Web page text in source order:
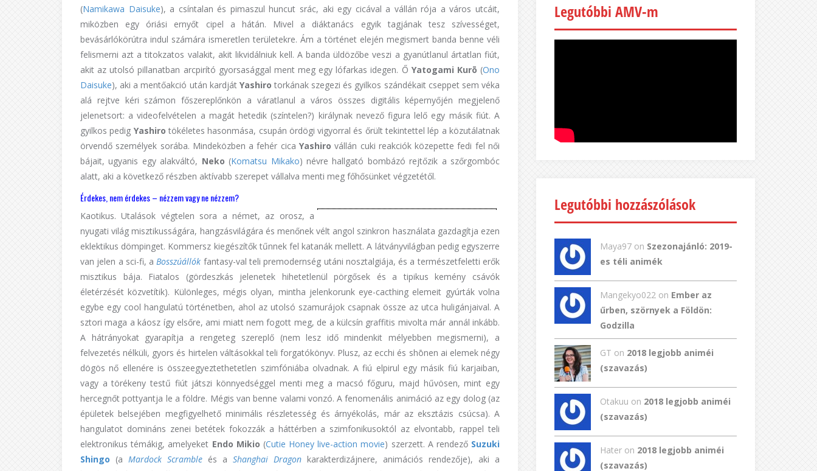
(Namikawa Daisuke), a csíntalan és pimaszul huncut srác, aki egy cicával a vállán rója a város utcáit,
miközben egy óriási ernyőt cipel a hátán. Mivel a diáktanács egyik tagjának tesz szívességet,
bevásárlókörútra indul számára ismeretlen területekre. Ám a történet elején megismert banda benne véli
felismerni azt a titokzatos valakit, akit likvidálniuk kell. A banda üldözőbe veszi a gyanútlanul ártatlan fiút,
akit az utolsó pillanatban arcpirító gyorsasággal ment meg egy lófarkas idegen. Ő Yatogami Kurō (Ono
Daisuke), aki a mentőakció után kardját Yashiro torkának szegezi és gyilkos szándékait cseppet sem véka
alá rejtve kéri számon főszereplőnkön a váratlanul a város összes digitális képernyőjén megjelenő
jelenetsort: a videofelvételen a magát hetedik (színtelen?) királynak nevező figura lelő egy másik fiút. A
gyilkos pedig Yashiro tökéletes hasonmása, csupán ördögi vigyorral és őrült tekintettel lép a közutálatnak
örvendő személyek sorába. Mindeközben a fehér cica Yashiro vállán cuki reakciók közepette fedi fel női
bájait, ugyanis egy alakváltó, Neko (Komatsu Mikako) névre hallgató bombázó rejtőzik a szőrgombóc
alatt, aki a következő részben aktívabb szerepet vállalva menti meg főhősünket végzetétől.
Érdekes, nem érdekes – nézzem vagy ne nézzem?
Kaotikus. Utalások végtelen sora a német, az orosz, a
nyugati világ misztikusságára, hangzásvilágára és menőnek vélt angol szinkron használata gazdagítja ezen
eklektikus dömpinget. Kommersz kiegészítők tűnnek fel katanák mellett. A látványvilágban pedig egyszerre
van jelen a sci-fi, aBosszúállók fantasy-val teli premodernség utáni nosztalgiája, és a természetfeletti erők
misztikus bája. Fiatalos (gördeszkás jelenetek hihetetlenül pörgősek és a tipikus kemény csávók
életérzését közvetítik). Különleges, mégis olyan, mintha jelenkorunk eye-cacthing elemeit gyúrták volna
egybe egy cool hangulatú történetben, ahol az utolsó szamurájok csapnak össze az utca huligánjaival. A
sztori maga a káosz így elsőre, ami miatt nem fogott meg, de a külcsín graffitis mivolta már annál inkább.
A hátrányokat gyarapítja a rengeteg szereplő (nem lesz idő mindenkit mélyebben megismerni), a
felvezetés nélküli, gyors és hirtelen váltásokkal teli forgatókönyv. Plusz, az ecchi és shōnen ai elemek négy
dögös nő ellenére is összeegyeztethetetlen szimfóniába olvadnak. A fiú elpirul egy másik fiú karjaiban,
vagy a törékeny testű fiút játszi könnyedséggel menti meg a macsó főguru, majd hűvösen, mint egy
hercegnőt pottyantja le a földre. Mégis van benne valami vonzó. A fenomenális animáció az egy dolog (az
épületek belsejében megfigyelhető minimális részletesség és árnyékolás, már az eksztázis csúcsa). A
hangulatot domináns zenei betétek fokozzák a háttérben a szimfonikusoktól az elvontabb, rappel teli
elektronikus témákig, amelyeket Endo Mikio (Cutie Honey live-action movie) szerzett. A rendező Suzuki
Shingo (a Mardock Scramble és a Shanghai Dragon karakterdizájnere, animációs rendezője), aki a
Legutóbbi AMV-m
Legutóbbi hozzászólások
Maya97 on Szezonajánló: 2019-
es téli animék
Mangekyo022 on Ember az
űrben, szörnyek a Földön:
Godzilla
GT on 2018 legjobb animéi
(szavazás)
Otakuu on 2018 legjobb animéi
(szavazás)
Hater on 2018 legjobb animéi
(szavazás)